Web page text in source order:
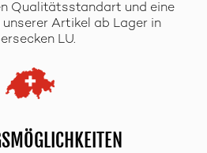
Qualitätsstandart und eine
Artikel ab Lager in
LU.